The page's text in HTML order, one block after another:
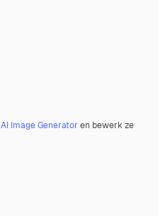
AI Image Generator en bewerk ze